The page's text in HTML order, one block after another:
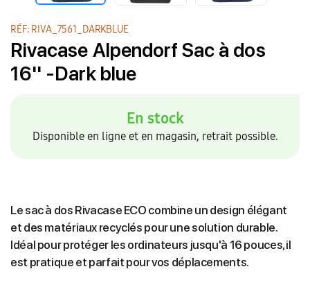
RÉF: RIVA_7561_DARKBLUE
Rivacase Alpendorf Sac à dos
16'' -Dark blue
En stock
Disponible en ligne et en magasin, retrait possible.
Le sac à dos Rivacase ECO combine un design élégant
et des matériaux recyclés pour une solution durable.
Idéal pour protéger les ordinateurs jusqu'à 16 pouces, il
est pratique et parfait pour vos déplacements.